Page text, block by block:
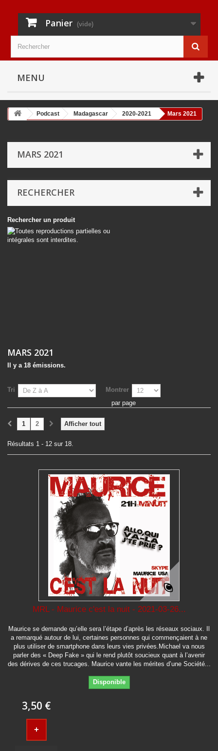
Panier (vide)
MENU
Podcast Madagascar 2020-2021 Mars 2021
MARS 2021
RECHERCHER
Rechercher un produit
MARS 2021
Il y a 18 émissions.
Tri
Montrer
par page
Afficher tout
1 2
Résultats 1 - 12 sur 18.
MRL - Maurice c'est la nuit - 2021-03-26...
Maurice se demande qu’elle sera l’étape d’après les réseaux sociaux. Il
a remarqué autour de lui, certaines personnes qui commençaient à ne
plus utiliser de smartphone dans leurs vies privées.Michael va nous
parler des « Deep Fake » qui le rend plutôt soucieux quant à l’avenir
des dérives de ces trucages. Maurice vante les mérites d’une Société...
Disponible
3,50 €
+